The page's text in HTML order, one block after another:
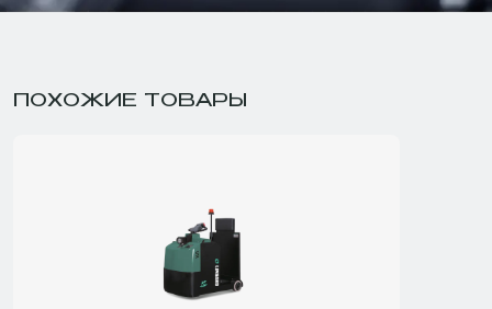
ПОХОЖИЕ ТОВАРЫ